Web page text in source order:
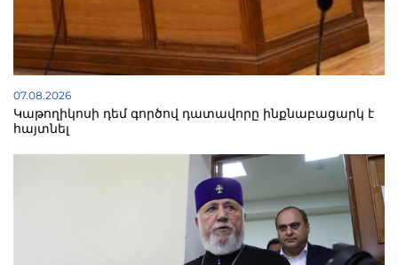
07.08.2026
Կաթողիկոսի դեմ գործով դատավորը ինքնաբացարկ է
հայտնել